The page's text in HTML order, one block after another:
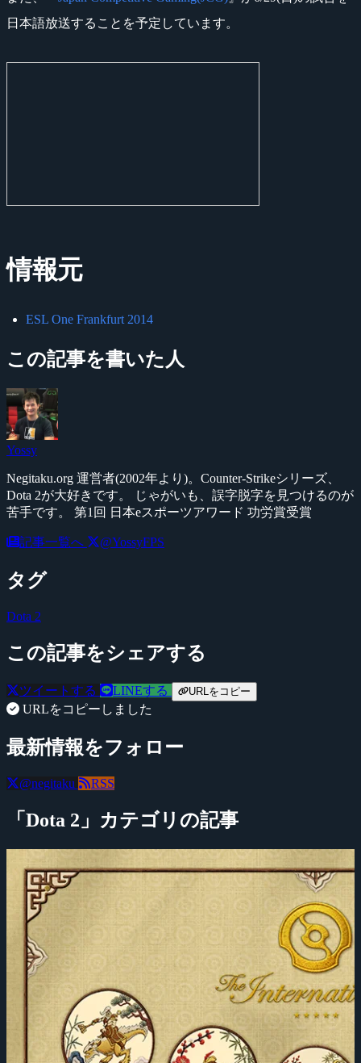
日本語放送することを予定しています。
情報元
ESL One Frankfurt 2014
この記事を書いた人
Yossy
Negitaku.org 運営者(2002年より)。Counter-Strikeシリーズ、
Dota 2が大好きです。 じゃがいも、誤字脱字を見つけるのが
苦手です。 第1回 日本eスポーツアワード 功労賞受賞
記事一覧へ @YossyFPS
タグ
Dota 2
この記事をシェアする
ツイートする LINEする URLをコピー
URLをコピーしました
最新情報をフォロー
@negitaku RSS
「Dota 2」カテゴリの記事